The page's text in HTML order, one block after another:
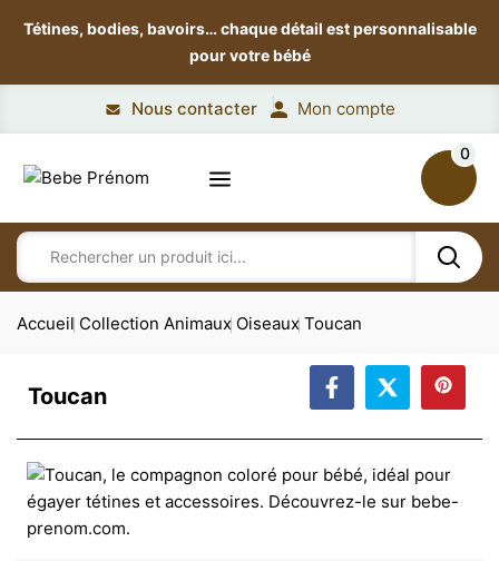
Tétines, bodies, bavoirs…chaque détail est personnalisable
pour votre bébé
Nous contacter Mon compte
0
Accueil Collection Animaux Oiseaux Toucan
Toucan